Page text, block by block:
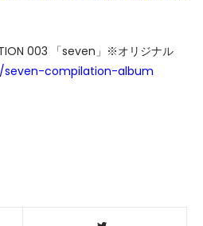
003 「seven」※オリジナル
compilation-album